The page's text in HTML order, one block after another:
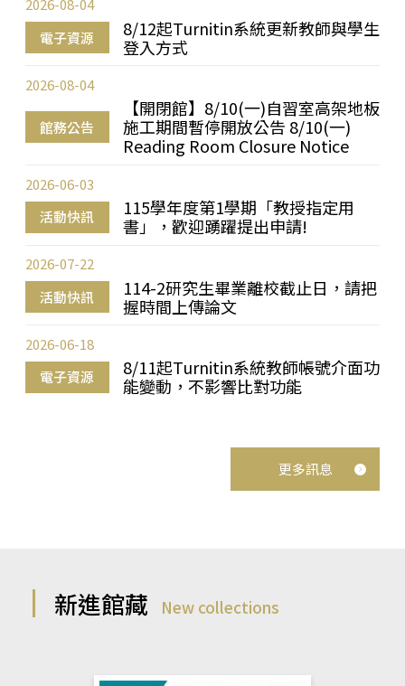
電子資源
8/12起Turnitin系統更新教師與學生
登入方式
2026-08-04
館務公告
【開閉館】8/10(一)自習室高架地板
施工期間暫停開放公告 8/10(一)
Reading Room Closure Notice
2026-08-04
活動快訊
115學年度第1學期「教授指定用
書」，歡迎踴躍提出申請!
2026-06-03
活動快訊
114-2研究生畢業離校截止日，請把
握時間上傳論文
2026-07-22
電子資源
8/11起Turnitin系統教師帳號介面功
能變動，不影響比對功能
2026-06-18
更多訊息
新進館藏 New collections